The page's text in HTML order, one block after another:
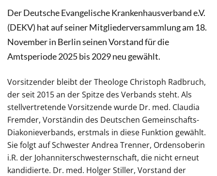
Der Deutsche Evangelische Krankenhausverband e.V.
(DEKV) hat auf seiner Mitgliederversammlung am 18.
November in Berlin seinen Vorstand für die
Amtsperiode 2025 bis 2029 neu gewählt.
Vorsitzender bleibt der Theologe Christoph Radbruch,
der seit 2015 an der Spitze des Verbands steht. Als
stellvertretende Vorsitzende wurde Dr. med. Claudia
Fremder, Vorständin des Deutschen Gemeinschafts-
Diakonieverbands, erstmals in diese Funktion gewählt.
Sie folgt auf Schwester Andrea Trenner, Ordensoberin
i.R. der Johanniterschwesternschaft, die nicht erneut
kandidierte. Dr. med. Holger Stiller, Vorstand der